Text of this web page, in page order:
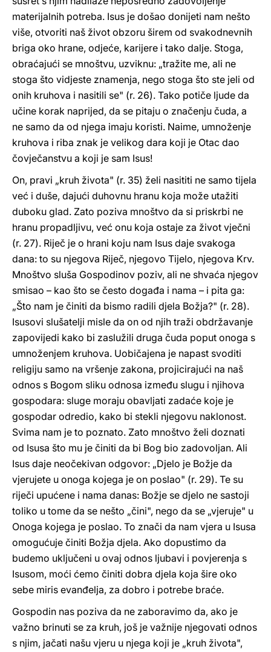
materijalnih potreba. Isus je došao donijeti nam nešto
više, otvoriti naš život obzoru širem od svakodnevnih
briga oko hrane, odjeće, karijere i tako dalje. Stoga,
obraćajući se mnoštvu, uzviknu: „tražite me, ali ne
stoga što vidjeste znamenja, nego stoga što ste jeli od
onih kruhova i nasitili se" (r. 26). Tako potiče ljude da
učine korak naprijed, da se pitaju o značenju čuda, a
ne samo da od njega imaju koristi. Naime, umnoženje
kruhova i riba znak je velikog dara koji je Otac dao
čovječanstvu a koji je sam Isus!
On, pravi „kruh života" (r. 35) želi nasititi ne samo tijela
već i duše, dajući duhovnu hranu koja može utažiti
duboku glad. Zato poziva mnoštvo da si priskrbi ne
hranu propadljivu, već onu koja ostaje za život vječni
(r. 27). Riječ je o hrani koju nam Isus daje svakoga
dana: to su njegova Riječ, njegovo Tijelo, njegova Krv.
Mnoštvo sluša Gospodinov poziv, ali ne shvaća njegov
smisao – kao što se često događa i nama – i pita ga:
„Što nam je činiti da bismo radili djela Božja?" (r. 28).
Isusovi slušatelji misle da on od njih traži obdržavanje
zapovijedi kako bi zaslužili druga čuda poput onoga s
umnoženjem kruhova. Uobičajena je napast svoditi
religiju samo na vršenje zakona, projicirajući na naš
odnos s Bogom sliku odnosa između slugu i njihova
gospodara: sluge moraju obavljati zadaće koje je
gospodar odredio, kako bi stekli njegovu naklonost.
Svima nam je to poznato. Zato mnoštvo želi doznati
od Isusa što mu je činiti da bi Bog bio zadovoljan. Ali
Isus daje neočekivan odgovor: „Djelo je Božje da
vjerujete u onoga kojega je on poslao" (r. 29). Te su
riječi upućene i nama danas: Božje se djelo ne sastoji
toliko u tome da se nešto „čini", nego da se „vjeruje" u
Onoga kojega je poslao. To znači da nam vjera u Isusa
omogućuje činiti Božja djela. Ako dopustimo da
budemo uključeni u ovaj odnos ljubavi i povjerenja s
Isusom, moći ćemo činiti dobra djela koja šire oko
sebe miris evanđelja, za dobro i potrebe braće.
Gospodin nas poziva da ne zaboravimo da, ako je
važno brinuti se za kruh, još je važnije njegovati odnos
s njim, jačati našu vjeru u njega koji je „kruh života",